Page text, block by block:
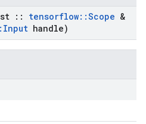
:: tensorflow::Scope &
Input handle)